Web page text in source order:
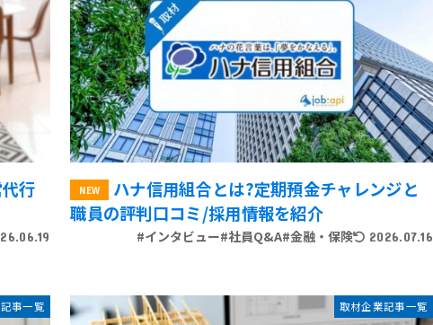
行
ハナ信用組合とは?定期預金チャレンジと
職員の評判口コミ/採用情報を紹介
#インタビュー#社員Q&A#金融・保険 2026.07.16
事一覧 取材企業記事一覧